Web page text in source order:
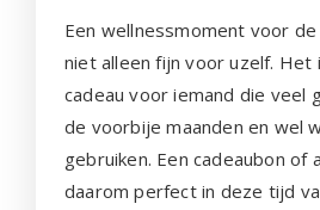
Een wellnessmoment voor
niet alleen fijn voor uzelf. Het
cadeau voor iemand die veel
de voorbije maanden en wel
gebruiken. Een cadeaubon of
daarom perfect in deze tijd